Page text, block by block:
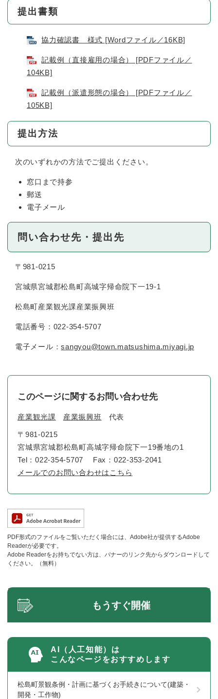
提出書類
協力確認書 様式 [Wordファイル／16KB]
記載例（直接雇用の場合） [PDFファイル／
104KB]
記載例（派遣形態の場合） [PDFファイル／
105KB]
提出方法
次のいずれかの方法でご提出ください。
窓口まで持参
郵送
電子メール
問い合わせ先・提出先
〒981-0215
宮城県宮城郡松島町高城字帰命院下一19-1
松島町産業観光課産業振興班
電話番号：022-354-5707
電子メール：sangyou@town.matsushima.miyagi.jp
このページに関するお問い合わせ先
産業観光課 産業振興班 代表
〒981-0215
宮城県宮城郡松島町高城字帰命院下一19番地の1
Tel：022-354-5707
Fax：022-353-2041
メールでのお問い合わせはこちら
PDF形式のファイルをご覧いただく場合には、Adobe社が提供するAdobe
Readerが必要です。
Adobe Readerをお持ちでない方は、バナーのリンク先からダウンロードして
ください。（無料）
もうすぐ開催
AI（人工知能）は
こんなページをおすすめします
松島町景観条例・計画に基づくお手続きについて(建築・
開発・工作物)